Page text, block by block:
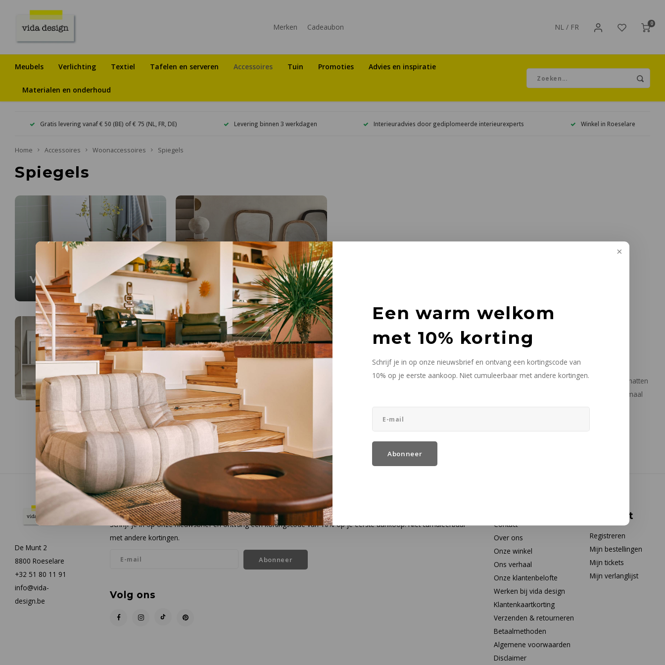
Een warm welkom
met 10% korting
Schrijf je in op onze nieuwsbrief en ontvang een kortingscode van
10% op je eerste aankoop. Niet cumuleerbaar met andere kortingen.
Abonneer
Merken Cadeaubon NL / FR 0
Meubels Verlichting Textiel Tafelen en serveren Accessoires Tuin Promoties Advies en inspiratie
Materialen en onderhoud
Gratis levering vanaf € 50 (BE) of € 75 (NL, FR, DE) Levering binnen 3 werkdagen Interieuradvies door gediplomeerde interieurexperts Winkel in Roeselare
Home Accessoires Woonaccessoires Spiegels
Spiegels
Vloerspiegels Wandspiegels
Spiegels
Spiegels zijn niet enkel praktisch als het gaat om ons eigen spiegelbeeld, ook je interieur kan je verfraaien, groter, dieper of lichter doen lijken met gebruik van dit
reflecterend materiaal. Want dit is wat een spiegel doet! Reflecteren. Zorg er dus voor dat hetgeen dat weerspiegeld wordt een streling voor het oog is.
Maar een spiegel brengt ook een esthetisch aspect met zich mee, het kan een echte statement piece worden in je woning. Een spiegel is dan ook een niet te onderschatten
soort wall art die zowel op zichzelf schittert als tussen je andere muurdecoratie. Spiegels met speciale vormen, originele omkadering of getint glas zijn dan ook helemaal
hip.
De Munt 2
8800 Roeselare
+32 51 80 11 91
info@vida-
design.be
Nieuwsbrief
Schrijf je in op onze nieuwsbrief en ontvang een kortingscode van 10% op je eerste aankoop. Niet cumuleerbaar
met andere kortingen.
Abonneer
Volg ons
Contact
Over ons
Onze winkel
Ons verhaal
Onze klantenbelofte
Werken bij vida design
Klantenkaartkorting
Verzenden & retourneren
Betaalmethoden
Algemene voorwaarden
Disclaimer
account
Registreren
Mijn bestellingen
Mijn tickets
Mijn verlanglijst